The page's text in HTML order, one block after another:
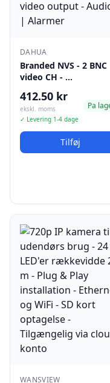
DAHUA
Branded NVS - 2 BNC
video CH - …
412.50 kr
ekskl. moms
✓ Levering 1-4 dage
Pa
Tilføj
WANSVIEW